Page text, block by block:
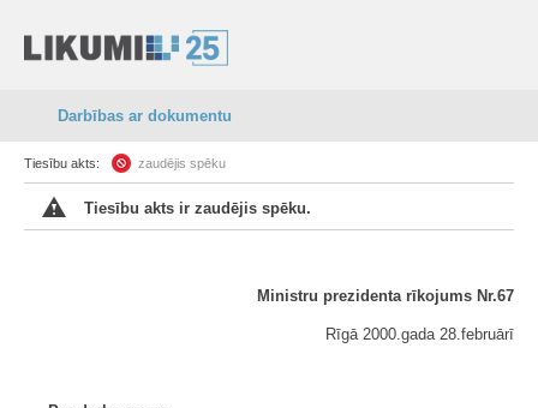
Darbības ar dokumentu
Tiesību akts: zaudējis spēku
Tiesību akts ir zaudējis spēku.
Ministru prezidenta rīkojums Nr.67
Rīgā 2000.gada 28.februārī